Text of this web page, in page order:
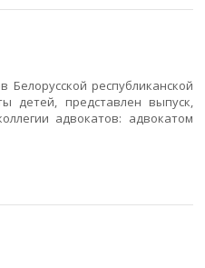
республиканской
детей, представлен выпуск,
адвокатов: адвокатом